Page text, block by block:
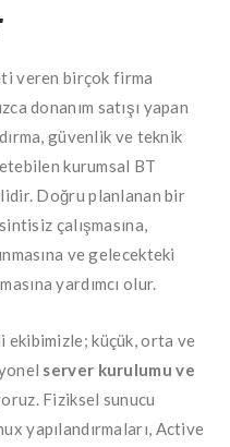
veren birçok firma
donanım satışı yapan
güvenlik ve teknik
kurumsal BT
Doğru planlanan bir
çalışmasına,
ve gelecekteki
yardımcı olur.
ekibimizle; küçük, orta ve
server kurulumu ve
Fiziksel sunucu
yapılandırmaları, Active